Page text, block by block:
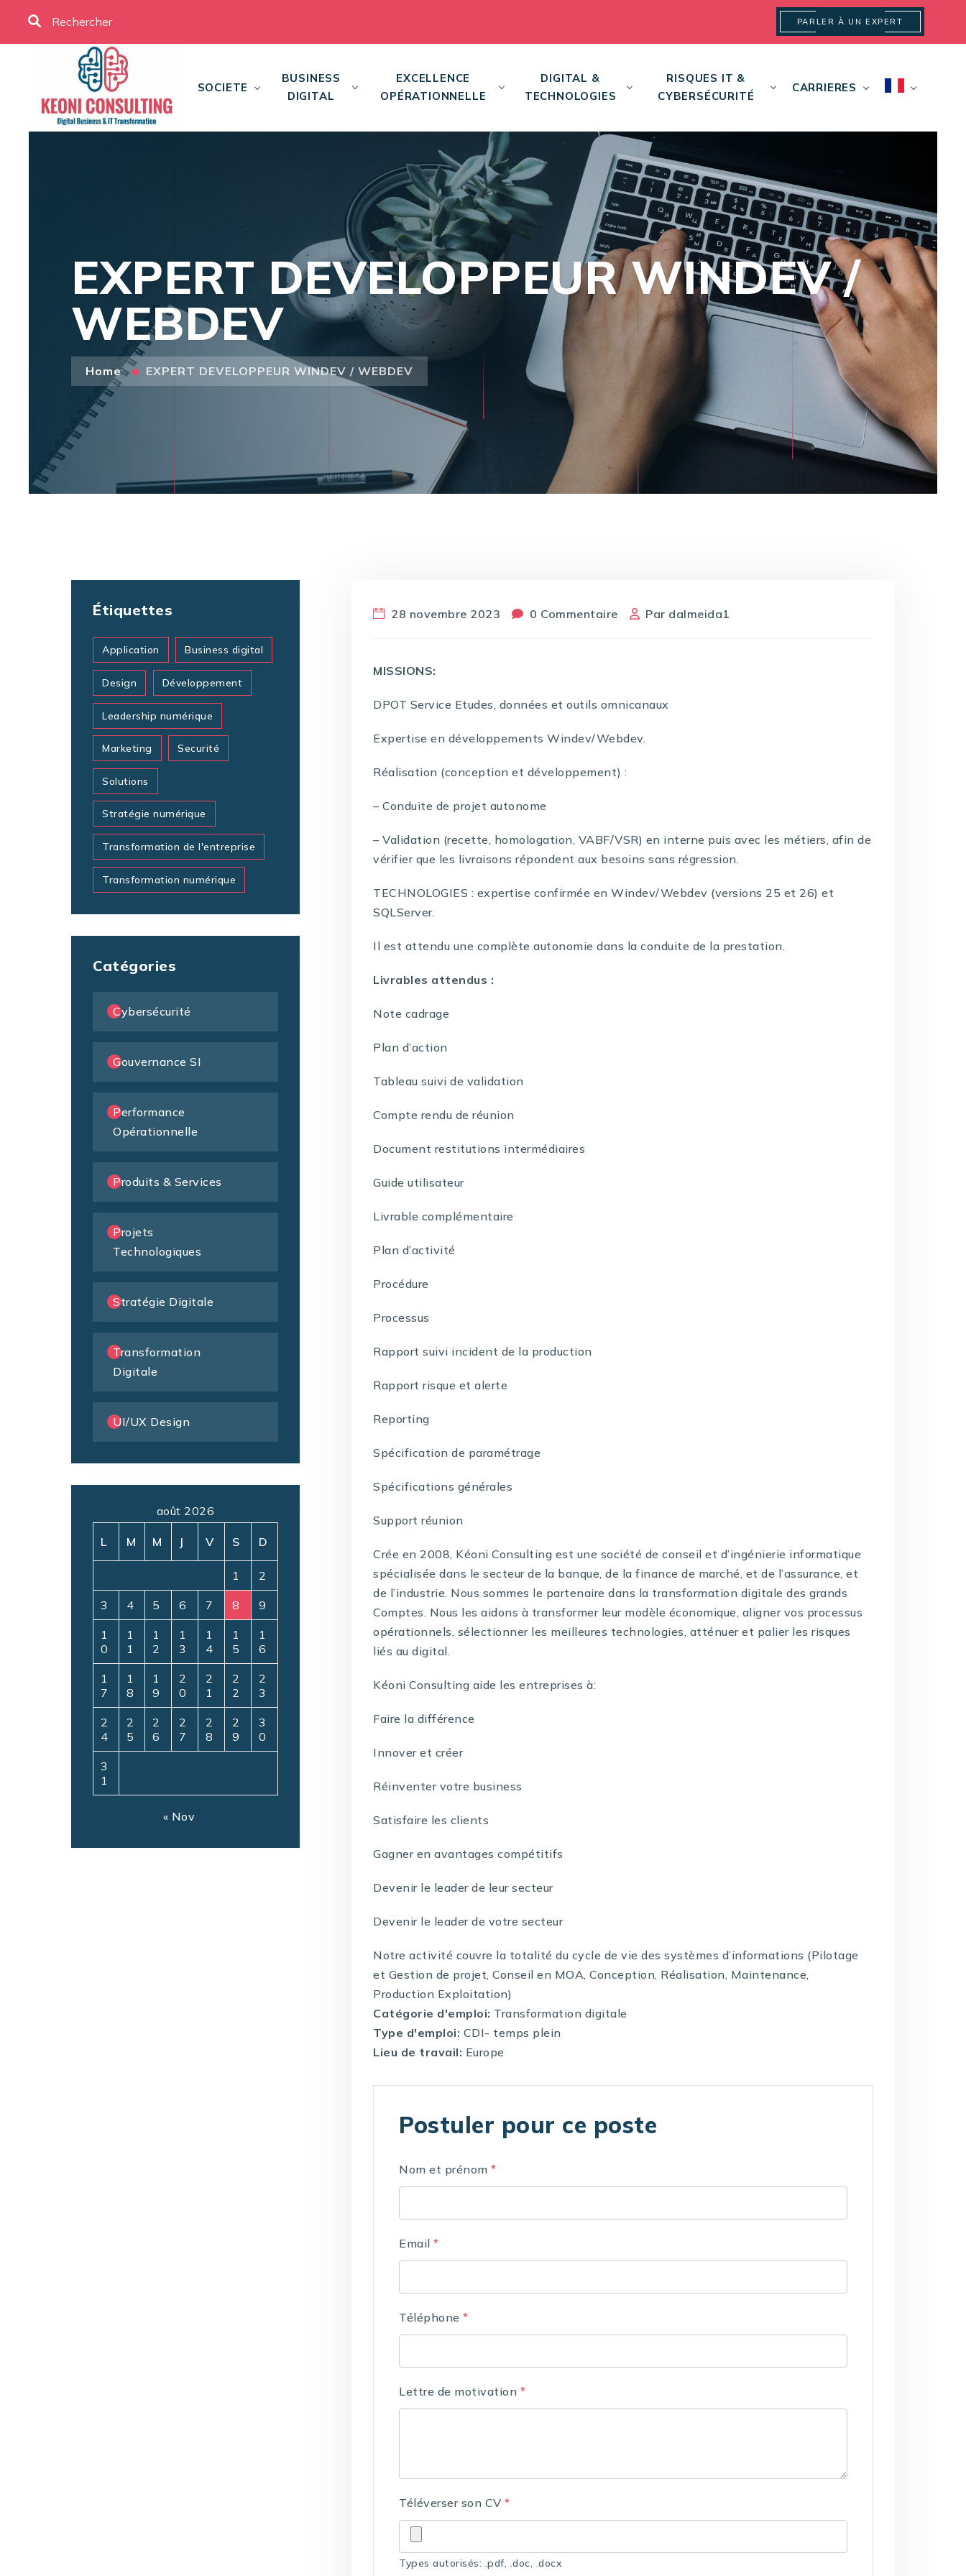
PARLER À UN EXPERT
SOCIETE
BUSINESS
DIGITAL
EXCELLENCE
OPÉRATIONNELLE
DIGITAL &
TECHNOLOGIES
RISQUES IT &
CYBERSÉCURITÉ
CARRIERES
EXPERT DEVELOPPEUR WINDEV /
WEBDEV
Home EXPERT DEVELOPPEUR WINDEV / WEBDEV
28 novembre 2023 0 Commentaire Par dalmeida1
MISSIONS:
DPOT Service Etudes, données et outils omnicanaux
Expertise en développements Windev/Webdev.
Réalisation (conception et développement) :
– Conduite de projet autonome
– Validation (recette, homologation, VABF/VSR) en interne puis avec les métiers, afin de
vérifier que les livraisons répondent aux besoins sans régression.
TECHNOLOGIES : expertise confirmée en Windev/Webdev (versions 25 et 26) et
SQLServer.
Il est attendu une complète autonomie dans la conduite de la prestation.
Livrables attendus :
Note cadrage
Plan d’action
Tableau suivi de validation
Compte rendu de réunion
Document restitutions intermédiaires
Guide utilisateur
Livrable complémentaire
Plan d’activité
Procédure
Processus
Rapport suivi incident de la production
Rapport risque et alerte
Reporting
Spécification de paramétrage
Spécifications générales
Support réunion
Crée en 2008, Kéoni Consulting est une société de conseil et d’ingénierie informatique
spécialisée dans le secteur de la banque, de la finance de marché, et de l’assurance, et
de l’industrie. Nous sommes le partenaire dans la transformation digitale des grands
Comptes. Nous les aidons à transformer leur modèle économique, aligner vos processus
opérationnels, sélectionner les meilleures technologies, atténuer et palier les risques
liés au digital.
Kéoni Consulting aide les entreprises à:
Faire la différence
Innover et créer
Réinventer votre business
Satisfaire les clients
Gagner en avantages compétitifs
Devenir le leader de leur secteur
Devenir le leader de votre secteur
Notre activité couvre la totalité du cycle de vie des systèmes d’informations (Pilotage
et Gestion de projet, Conseil en MOA, Conception, Réalisation, Maintenance,
Production Exploitation)
Catégorie d'emploi: Transformation digitale
Type d'emploi: CDI- temps plein
Lieu de travail: Europe
Postuler pour ce poste
Nom et prénom*
Email*
Téléphone*
Lettre de motivation *
Téléverser son CV*
Types autorisés: .pdf, .doc, .docx
Étiquettes
Application Business digital
Design Développement
Leadership numérique
Marketing Securité
Solutions
Stratégie numérique
Transformation de l'entreprise
Transformation numérique
Catégories
Cybersécurité
Gouvernance SI
Performance
Opérationnelle
Produits & Services
Projets
Technologiques
Stratégie Digitale
Transformation
Digitale
UI/UX Design
août 2026
L M M J V S D
1 2
3 4 5 6 7 8 9
1
0
1
1
1
2
1
3
1
4
1
5
1
6
1
7
1
8
1
9
2
0
2
1
2
2
2
3
2
4
2
5
2
6
2
7
2
8
2
9
3
0
3
1
« Nov